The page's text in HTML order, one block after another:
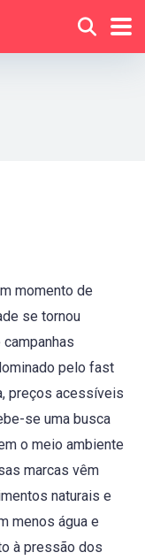
momento de
se tornou
pelo fast
preços acessíveis
se uma busca
o meio ambiente
marcas vêm
naturais e
menos água e
à pressão dos